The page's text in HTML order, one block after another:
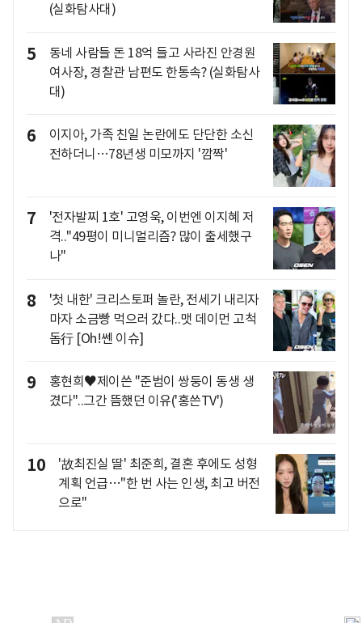
(실화탐사대)
5
동네 사람들 돈 18억 들고 사라진 안경원
여사장, 경찰관 남편도 한통속? (실화탐사
대)
6
이지아, 가족 친일 논란에도 단단한 소신
전하더니…78년생 미모까지 '깜짝'
7
'전자발찌 1호' 고영욱, 이번엔 이지혜 저
격.."49평이 미니멀리즘? 많이 출세했구
나"
8
'첫 내한' 크리스토퍼 놀란, 전세기 내리자
마자 소금빵 먹으러 갔다..맷 데이먼 고척
돔行 [Oh!쎈 이슈]
9
홍현희♥제이쓴 "준범이 쌍둥이 동생 생
겼다"..그간 뜸했던 이유('홍쓴TV')
10
'故최진실 딸' 최준희, 결혼 후에도 성형
계획 언급…"한 번 사는 인생, 최고 버전
으로"